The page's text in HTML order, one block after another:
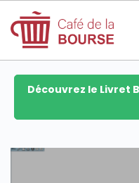
Découvrez le Livret